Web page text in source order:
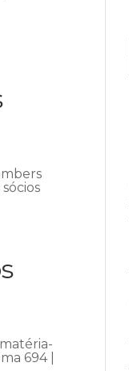
694 |